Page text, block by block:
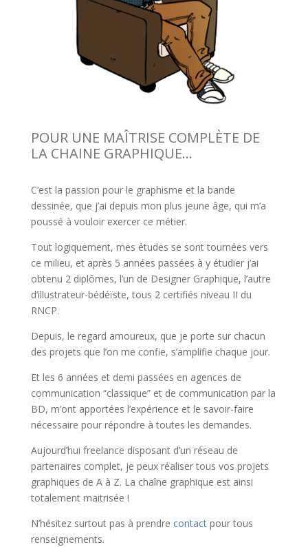
POUR UNE MAÎTRISE COMPLÈTE DE
LA CHAINE GRAPHIQUE…
C’est la passion pour le graphisme et la bande
dessinée, que j’ai depuis mon plus jeune âge, qui m’a
poussé à vouloir exercer ce métier.
Tout logiquement, mes études se sont tournées vers
ce milieu, et après 5 années passées à y étudier j’ai
obtenu 2 diplômes, l’un de Designer Graphique, l’autre
d’illustrateur-bédéïste, tous 2 certifiés niveau II du
RNCP.
Depuis, le regard amoureux, que je porte sur chacun
des projets que l’on me confie, s’amplifie chaque jour.
Et les 6 années et demi passées en agences de
communication “classique” et de communication par la
BD, m’ont apportées l’expérience et le savoir-faire
nécessaire pour répondre à toutes les demandes.
Aujourd’hui freelance disposant d’un réseau de
partenaires complet, je peux réaliser tous vos projets
graphiques de A à Z. La chaîne graphique est ainsi
totalement maitrisée !
N’hésitez surtout pas à prendre contactpour tous
renseignements.